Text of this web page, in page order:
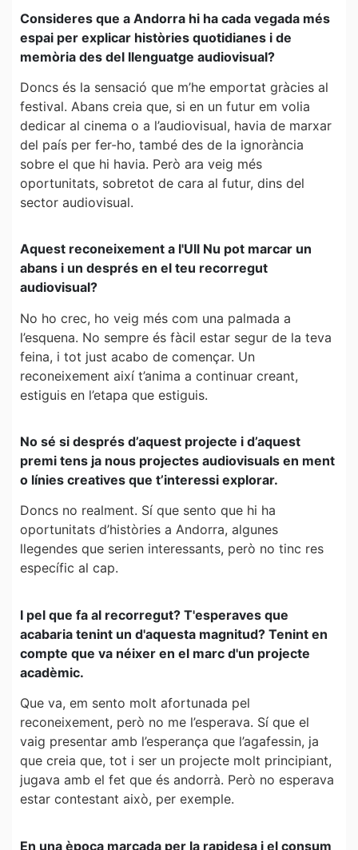
Consideres que a Andorra hi ha cada vegada més
espai per explicar històries quotidianes i de
memòria des del llenguatge audiovisual?
Doncs és la sensació que m’he emportat gràcies al
festival. Abans creia que, si en un futur em volia
dedicar al cinema o a l’audiovisual, havia de marxar
del país per fer-ho, també des de la ignorància
sobre el que hi havia. Però ara veig més
oportunitats, sobretot de cara al futur, dins del
sector audiovisual.
Aquest reconeixement a l'Ull Nu pot marcar un
abans i un després en el teu recorregut
audiovisual?
No ho crec, ho veig més com una palmada a
l’esquena. No sempre és fàcil estar segur de la teva
feina, i tot just acabo de començar. Un
reconeixement així t’anima a continuar creant,
estiguis en l’etapa que estiguis.
No sé si després d’aquest projecte i d’aquest
premi tens ja nous projectes audiovisuals en ment
o línies creatives que t’interessi explorar.
Doncs no realment. Sí que sento que hi ha
oportunitats d’històries a Andorra, algunes
llegendes que serien interessants, però no tinc res
específic al cap.
I pel que fa al recorregut? T'esperaves que
acabaria tenint un d'aquesta magnitud? Tenint en
compte que va néixer en el marc d'un projecte
acadèmic.
Que va, em sento molt afortunada pel
reconeixement, però no me l’esperava. Sí que el
vaig presentar amb l’esperança que l’agafessin, ja
que creia que, tot i ser un projecte molt principiant,
jugava amb el fet que és andorrà. Però no esperava
estar contestant això, per exemple.
En una època marcada per la rapidesa i el consum